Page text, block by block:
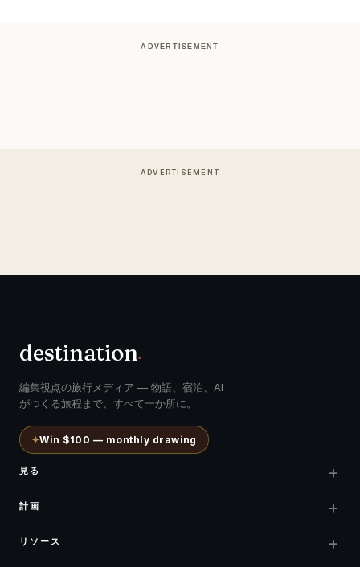
ADVERTISEMENT
ADVERTISEMENT
destination.
編集視点の旅行メディア — 物語、宿泊、AI
がつくる旅程まで、すべて一か所に。
✦Win $100 — monthly drawing
見る +
計画 +
リソース +